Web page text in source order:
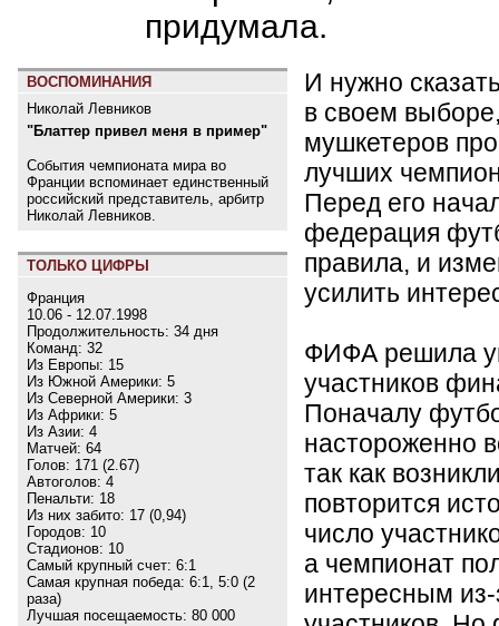
придумала.
ВОСПОМИНАНИЯ
Николай Левников
"Блаттер привел меня в пример"
События чемпионата мира во
Франции вспоминает единственный
российский представитель, арбитр
Николай Левников.
ТОЛЬКО ЦИФРЫ
Франция
10.06 - 12.07.1998
Продолжительность: 34 дня
Команд: 32
Из Европы: 15
Из Южной Америки: 5
Из Северной Америки: 3
Из Африки: 5
Из Азии: 4
Матчей: 64
Голов: 171 (2.67)
Автоголов: 4
Пенальти: 18
Из них забито: 17 (0,94)
Городов: 10
Стадионов: 10
Самый крупный счет: 6:1
Самая крупная победа: 6:1, 5:0 (2
раза)
Лучшая посещаемость: 80 000
И нужно
в своем
мушкетеров
лучших
Перед его
федерация
правила, и
усилить
ФИФА решила
участников
Поначалу
настороженно
так как
повторится
число
а чемпионат
интересным